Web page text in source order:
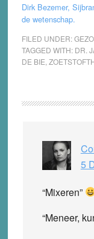
Dirk Bezemer,
de wetenschap.
FILED UNDER:
TAGGED WITH: DR.
DE BIE
5
“Mixeren”
“Meneer,